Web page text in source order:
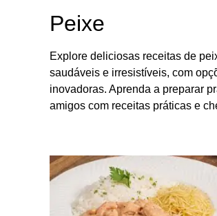
Peixe
Explore deliciosas receitas de
saudáveis e irresistíveis, com
inovadoras. Aprenda a preparar
amigos com receitas práticas e